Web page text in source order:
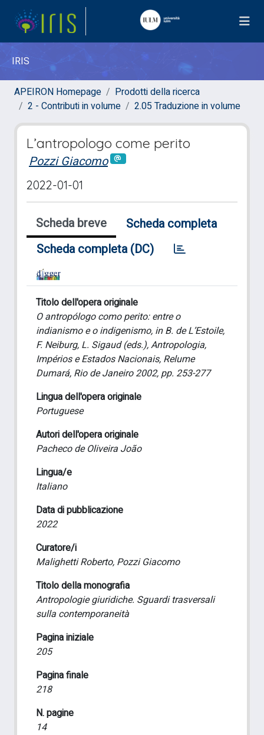
IRIS
APEIRON Homepage
Prodotti della ricerca
2 - Contributi in volume
2.05 Traduzione in volume
L’antropologo come perito
Pozzi Giacomo
2022-01-01
Scheda breve
Scheda completa
Scheda completa (DC)
Titolo dell'opera originale
O antropólogo como perito: entre o
indianismo e o indigenismo, in B. de L’Estoile,
F. Neiburg, L. Sigaud (eds.), Antropologia,
Impérios e Estados Nacionais, Relume
Dumará, Rio de Janeiro 2002, pp. 253-277
Lingua dell'opera originale
Portuguese
Autori dell'opera originale
Pacheco de Oliveira João
Lingua/e
Italiano
Data di pubblicazione
2022
Curatore/i
Malighetti Roberto, Pozzi Giacomo
Titolo della monografia
Antropologie giuridiche. Sguardi trasversali
sulla contemporaneità
Pagina iniziale
205
Pagina finale
218
N. pagine
14